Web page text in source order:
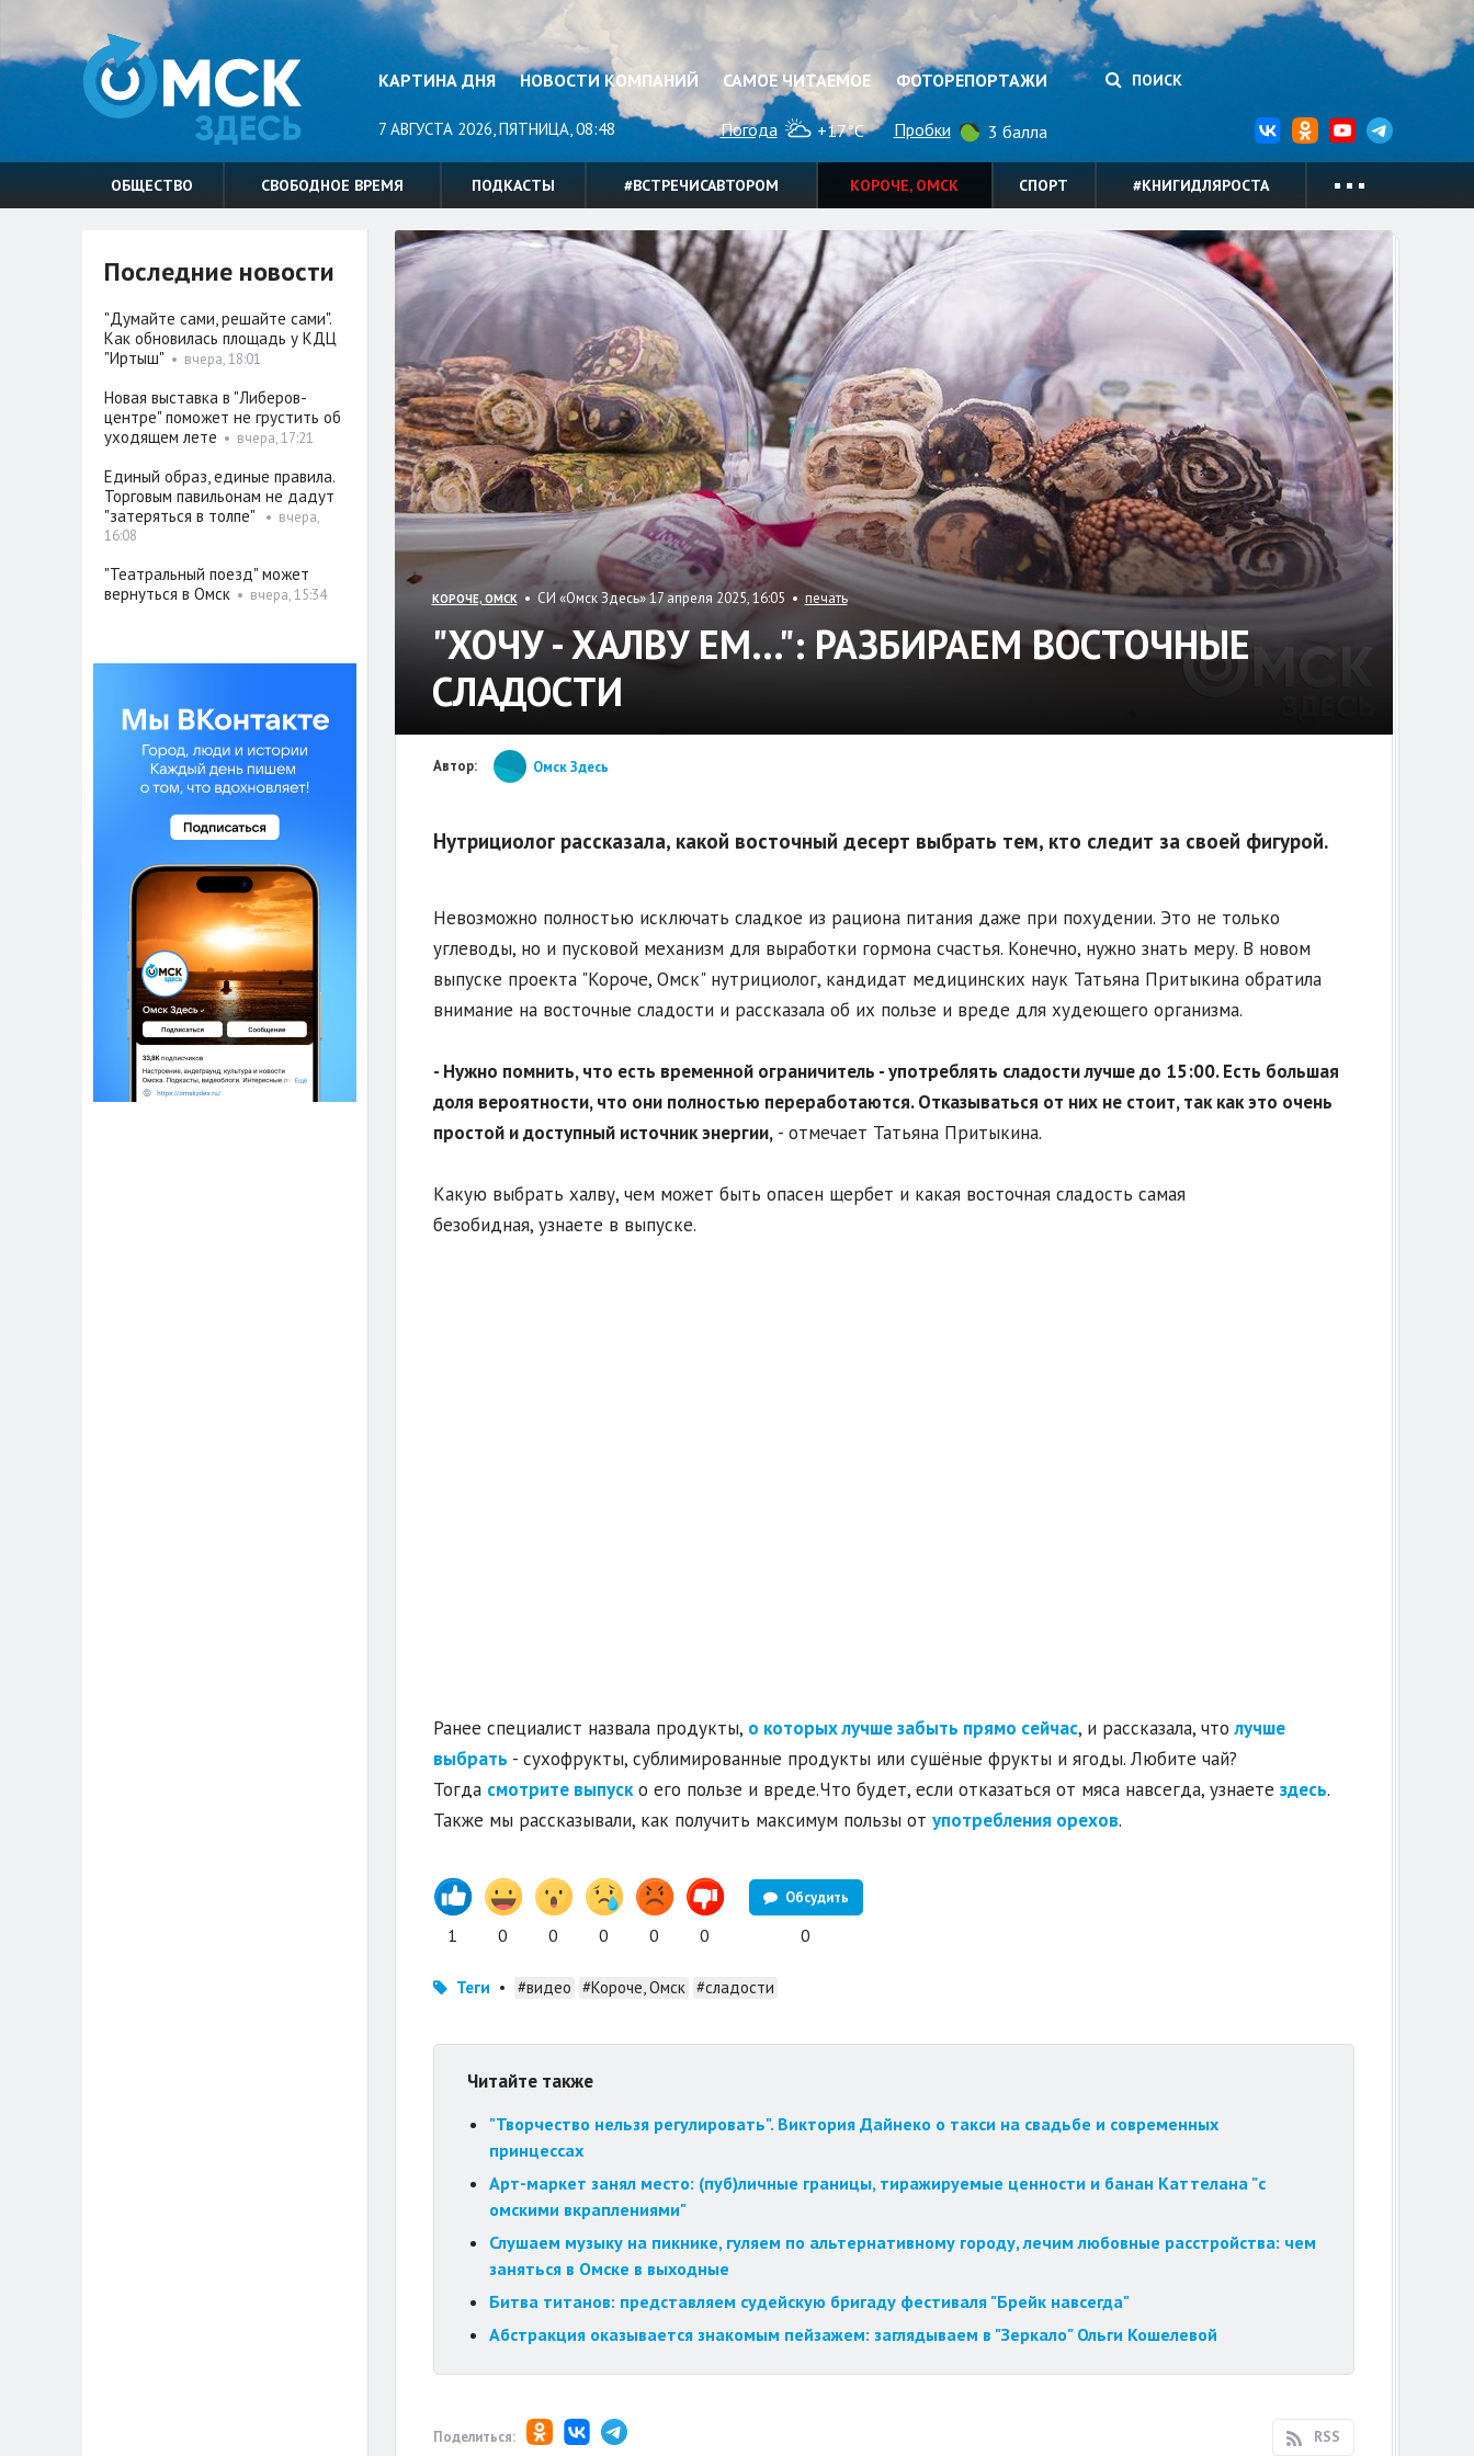
КАРТИНА ДНЯ НОВОСТИ КОМПАНИЙ САМОЕ ЧИТАЕМОЕ ФОТОРЕПОРТАЖИ ПОИСК
7 АВГУСТА 2026, ПЯТНИЦА, 08:48 Погода +17°C Пробки 3 балла
ОБЩЕСТВО СВОБОДНОЕ ВРЕМЯ ПОДКАСТЫ #ВСТРЕЧИСАВТОРОМ КОРОЧЕ, ОМСК СПОРТ #КНИГИДЛЯРОСТА
КОРОЧЕ, ОМСК• СИ «Омск Здесь» 17 апреля 2025, 16:05 • печать
"ХОЧУ - ХАЛВУ ЕМ...": РАЗБИРАЕМ ВОСТОЧНЫЕ
СЛАДОСТИ
Автор: Омск Здесь
Нутрициолог рассказала, какой восточный десерт выбрать тем, кто следит за своей фигурой.
Невозможно полностью исключать сладкое из рациона питания даже при похудении. Это не только
углеводы, но и пусковой механизм для выработки гормона счастья. Конечно, нужно знать меру. В новом
выпуске проекта "Короче, Омск" нутрициолог, кандидат медицинских наук Татьяна Притыкина обратила
внимание на восточные сладости и рассказала об их пользе и вреде для худеющего организма.
- Нужно помнить, что есть временной ограничитель - употреблять сладости лучше до 15:00. Есть большая
доля вероятности, что они полностью переработаются. Отказываться от них не стоит, так как это очень
простой и доступный источник энергии,- отмечает Татьяна Притыкина.
Какую выбрать халву, чем может быть опасен щербет и какая восточная сладость самая
безобидная, узнаете в выпуске.
Ранее специалист назвала продукты, о которых лучше забыть прямо сейчас, и рассказала, чтолучше
выбрать - сухофрукты, сублимированные продукты или сушёные фрукты и ягоды. Любите чай?
Тогда смотрите выпуско его пользе и вреде.Что будет, если отказаться от мяса навсегда, узнаете здесь.
Также мы рассказывали, как получить максимум пользы от употребления орехов.
1 0 0 0 0 0
Обсудить
0
Теги • #видео #Короче, Омск #сладости
Читайте также
"Творчество нельзя регулировать". Виктория Дайнеко о такси на свадьбе и современных
принцессах
Арт-маркет занял место: (пуб)личные границы, тиражируемые ценности и банан Каттелана "с
омскими вкраплениями"
Слушаем музыку на пикнике, гуляем по альтернативному городу, лечим любовные расстройства: чем
заняться в Омске в выходные
Битва титанов: представляем судейскую бригаду фестиваля "Брейк навсегда"
Абстракция оказывается знакомым пейзажем: заглядываем в "Зеркало" Ольги Кошелевой
Поделиться: RSS
Последние новости
"Думайте сами, решайте сами".
Как обновилась площадь у КДЦ
"Иртыш" • вчера, 18:01
Новая выставка в "Либеров-
центре" поможет не грустить об
уходящем лете • вчера, 17:21
Единый образ, единые правила.
Торговым павильонам не дадут
"затеряться в толпе"
• вчера,
16:08
"Театральный поезд" может
вернуться в Омск• вчера, 15:34